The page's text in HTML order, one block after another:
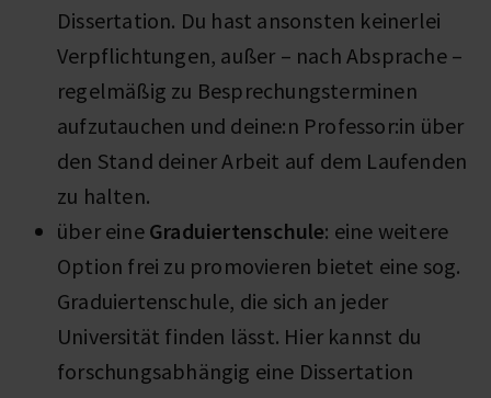
Dissertation. Du hast ansonsten keinerlei
Verpflichtungen, außer – nach Absprache –
regelmäßig zu Besprechungsterminen
aufzutauchen und deine:n Professor:in über
den Stand deiner Arbeit auf dem Laufenden
zu halten.
über eine Graduiertenschule: eine weitere
Option frei zu promovieren bietet eine sog.
Graduiertenschule, die sich an jeder
Universität finden lässt. Hier kannst du
forschungsabhängig eine Dissertation